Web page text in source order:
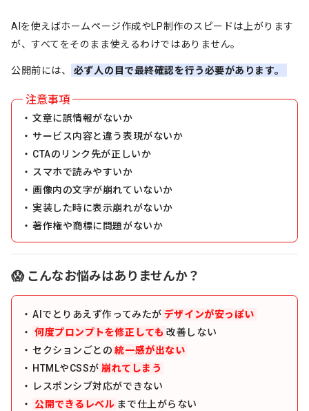
AIを使えばホームページ作成やLP制作のスピードは上がります
が、すべてをそのまま使えるわけではありません。
公開前には、 必ず人の目で最終確認を行う必要があります。
文章に誤情報がないか
サービス内容と違う表現がないか
CTAのリンク先が正しいか
スマホで読みやすいか
画像内の文字が崩れていないか
実装した時に表示崩れがないか
著作権や商標に問題がないか
😱 こんなお悩みはありませんか？
AIでとりあえず作ってみたが デザインが安っぽい
何度プロンプトを修正しても 改善しない
セクションごとの 統一感が出ない
HTMLやCSSが 崩れてしまう
レスポンシブ対応ができない
公開できるレベル まで仕上がらない